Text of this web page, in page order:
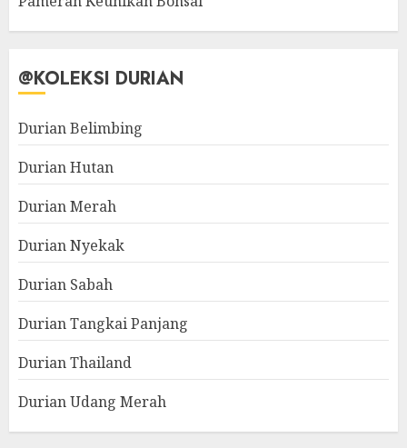
@KOLEKSI DURIAN
Durian Belimbing
Durian Hutan
Durian Merah
Durian Nyekak
Durian Sabah
Durian Tangkai Panjang
Durian Thailand
Durian Udang Merah